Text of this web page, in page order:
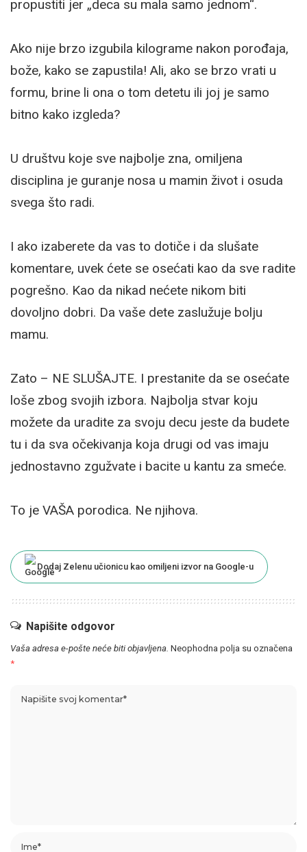
propustiti jer „deca su mala samo jednom“.
Ako nije brzo izgubila kilograme nakon porođaja,
bože, kako se zapustila! Ali, ako se brzo vrati u
formu, brine li ona o tom detetu ili joj je samo
bitno kako izgleda?
U društvu koje sve najbolje zna, omiljena
disciplina je guranje nosa u mamin život i osuda
svega što radi.
I ako izaberete da vas to dotiče i da slušate
komentare, uvek ćete se osećati kao da sve radite
pogrešno. Kao da nikad nećete nikom biti
dovoljno dobri. Da vaše dete zaslužuje bolju
mamu.
Zato – NE SLUŠAJTE.⁣ I prestanite da se osećate
loše zbog svojih izbora. Najbolja stvar koju
možete da uradite za svoju decu jeste da budete
tu i da sva očekivanja koja drugi od vas imaju
jednostavno zgužvate i bacite u kantu za smeće.
To je VAŠA porodica. Ne njihova.
Dodaj Zelenu učionicu kao omiljeni izvor na Google-u
Napišite odgovor
Vaša adresa e-pošte neće biti objavljena. Neophodna polja su označena
*